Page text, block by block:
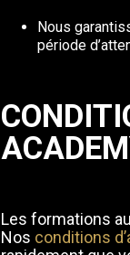
Nous
période
Les formations
Nos conditions